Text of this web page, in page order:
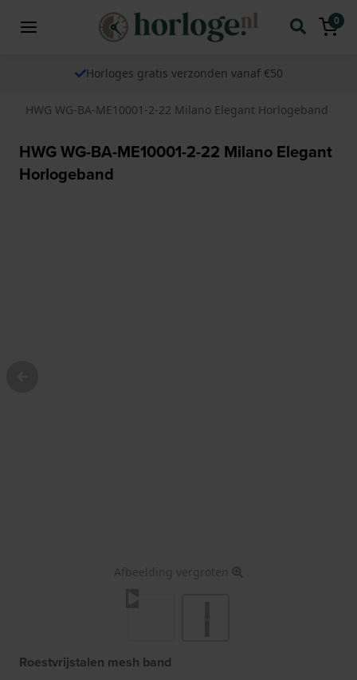
0
Horloges gratis verzonden vanaf €50
HWG WG-BA-ME10001-2-22 Milano Elegant Horlogeband
HWG WG-BA-ME10001-2-22 Milano Elegant
Horlogeband
Afbeelding vergroten
Roestvrijstalen mesh band